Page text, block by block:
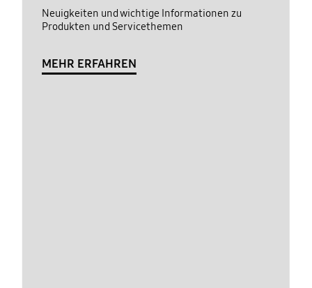
Neuigkeiten und wichtige Informationen zu
Produkten und Servicethemen
MEHR ERFAHREN